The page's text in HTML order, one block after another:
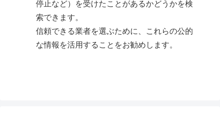
停止など）を受けたことがあるかどうかを検
索できます。
信頼できる業者を選ぶために、これらの公的
な情報を活用することをお勧めします。